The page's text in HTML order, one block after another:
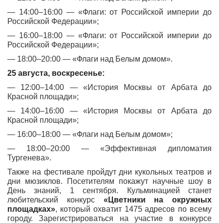
— 14:00–16:00 — «Флаги: от Российской империи до
Российской Федерации»;
— 16:00–18:00 — «Флаги: от Российской империи до
Российской Федерации»;
— 18:00–20:00 — «Флаги над Белым домом».
25 августа, воскресенье:
— 12:00–14:00 — «История Москвы от Арбата до
Красной площади»;
— 14:00–16:00 — «История Москвы от Арбата до
Красной площади»;
— 16:00–18:00 — «Флаги над Белым домом»;
— 18:00–20:00 — «Эффективная дипломатия
Тургенева».
Также на фестивале пройдут дни кукольных театров и
дни мюзиклов. Посетителям покажут научные шоу в
День знаний, 1 сентября. Кульминацией станет
любительский конкурс «Цветники на окружных
площадках», который охватит 1475 адресов по всему
городу. Зарегистрироваться на участие в конкурсе